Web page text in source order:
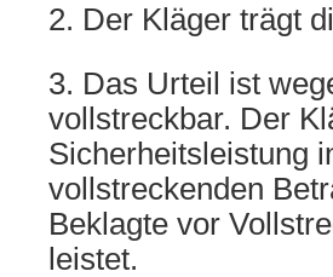
2. Der Kläger trägt
3. Das Urteil ist
vollstreckbar. Der
Sicherheitsleistung
vollstreckenden
Beklagte vor
leistet.